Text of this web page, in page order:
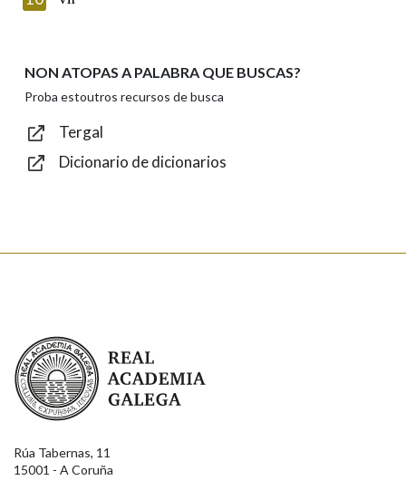
Texto de verificación
NON ATOPAS A PALABRA QUE BUSCAS?
Proba estoutros recursos de busca
Tergal
Dicionario de dicionarios
Real Academia Galega
Rúa Tabernas, 11
15001 - A Coruña